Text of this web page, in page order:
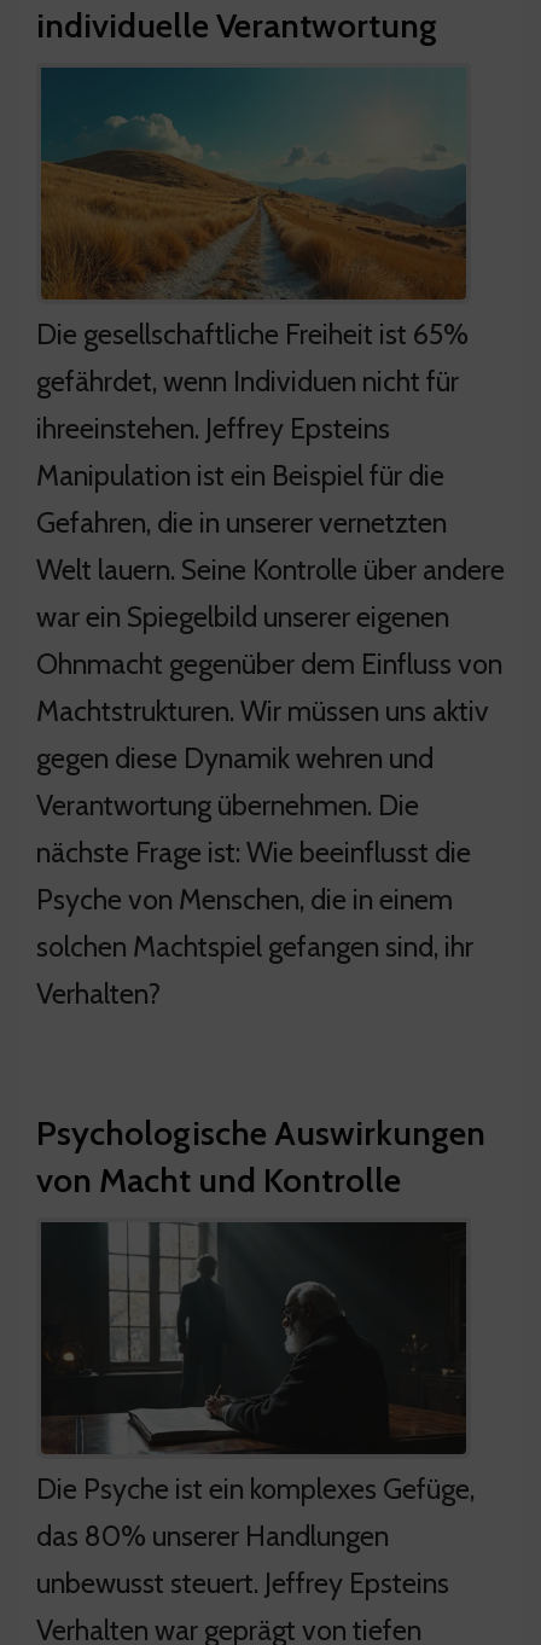
individuelle Verantwortung
Die gesellschaftliche Freiheit ist 65%
gefährdet, wenn Individuen nicht für
ihreeinstehen. Jeffrey Epsteins
Manipulation ist ein Beispiel für die
Gefahren, die in unserer vernetzten
Welt lauern. Seine Kontrolle über andere
war ein Spiegelbild unserer eigenen
Ohnmacht gegenüber dem Einfluss von
Machtstrukturen. Wir müssen uns aktiv
gegen diese Dynamik wehren und
Verantwortung übernehmen. Die
nächste Frage ist: Wie beeinflusst die
Psyche von Menschen, die in einem
solchen Machtspiel gefangen sind, ihr
Verhalten?
Psychologische Auswirkungen
von Macht und Kontrolle
Die Psyche ist ein komplexes Gefüge,
das 80% unserer Handlungen
unbewusst steuert. Jeffrey Epsteins
Verhalten war geprägt von tiefen